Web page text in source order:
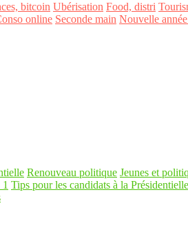
bitcoin Ubérisation Food, distri
online Seconde main Nouvelle
Renouveau politique Jeunes et
Tips pour les candidats à la